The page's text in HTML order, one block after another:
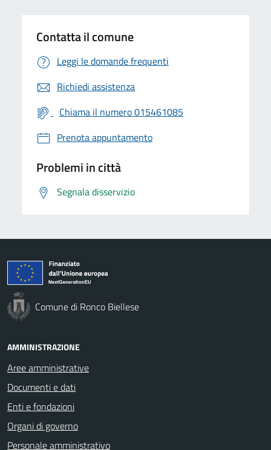
Contatta il comune
Leggi le domande frequenti
Richiedi assistenza
Chiama il numero 015461085
Prenota appuntamento
Problemi in città
Segnala disservizio
Comune di Ronco Biellese
AMMINISTRAZIONE
Aree amministrative
Documenti e dati
Enti e fondazioni
Organi di governo
Personale amministrativo